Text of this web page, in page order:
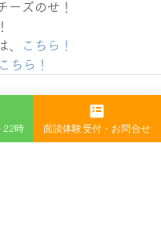
ーズのせ！
、
こちら！
こちら！
22時 面談体験受付・お問合せ